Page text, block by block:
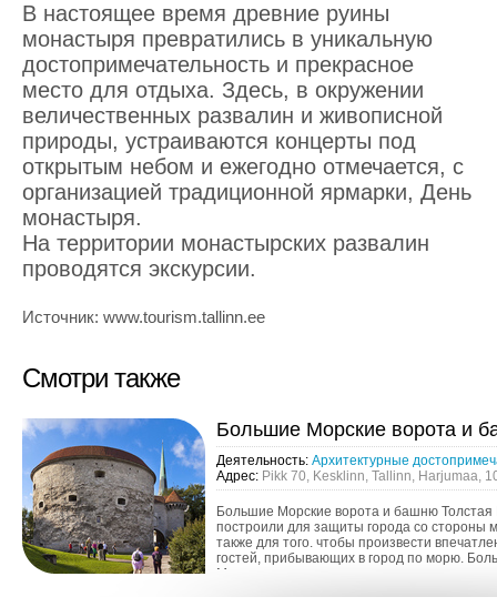
В настоящее время древние руины
монастыря превратились в уникальную
достопримечательность и прекрасное
место для отдыха. Здесь, в окружении
величественных развалин и живописной
природы, устраиваются концерты под
открытым небом и ежегодно отмечается, с
организацией традиционной ярмарки, День
монастыря.
На территории монастырских развалин
проводятся экскурсии.
Источник: www.tourism.tallinn.ee
Смотри также
Большие Морские ворота и
Деятельность: Архитектурные
Адрес: Pikk 70, Kesklinn, Tallinn, Harjumaa,
Большие Морские ворота и башню Толстая
построили для защиты города со стороны
также для того. чтобы произвести
гостей, прибывающих в город по морю.
Морские ворота, построенные в одно